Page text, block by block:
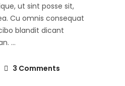
ut sint posse sit,
Cu omnis consequat
blandit dicant
3 Comments